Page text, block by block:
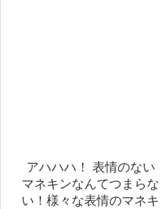
アハハハ！ 表情のない
マネキンなんてつまらな
い！様々な表情のマネキ